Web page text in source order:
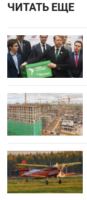
ЧИТАТЬ ЕЩЕ